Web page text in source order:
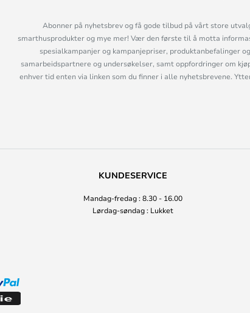
Abonner på nyhetsbrev og få gode tilbud på vårt store
smarthusprodukter og mye mer! Vær den første til å motta
spesialkampanjer og kampanjepriser, produktanbefalinger
samarbeidspartnere og undersøkelser, samt oppfordringer om
enhver tid enten via linken som du finner i alle nyhetsbrevene.
KUNDESERVICE
Mandag-fredag : 8.30 - 16.00
Lørdag-søndag : Lukket